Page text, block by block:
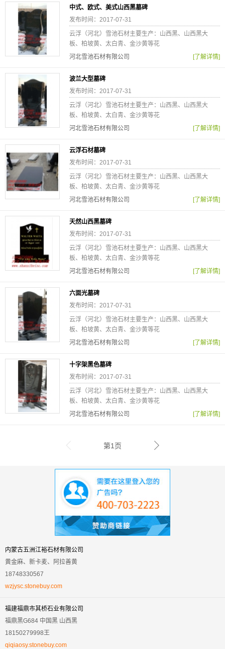
中式、欧式、美式山西黑墓碑
发布时间：2017-07-31
云浮（河北）雪池石材主要生产：山西黑、山西黑大
板、柏坡黄、太白青、金沙黄等花
河北雪池石材有限公司
[了解详情]
波兰大型墓碑
发布时间：2017-07-31
云浮（河北）雪池石材主要生产：山西黑、山西黑大
板、柏坡黄、太白青、金沙黄等花
河北雪池石材有限公司
[了解详情]
云浮石材墓碑
发布时间：2017-07-31
云浮（河北）雪池石材主要生产：山西黑、山西黑大
板、柏坡黄、太白青、金沙黄等花
河北雪池石材有限公司
[了解详情]
天然山西黑墓碑
发布时间：2017-07-31
云浮（河北）雪池石材主要生产：山西黑、山西黑大
板、柏坡黄、太白青、金沙黄等花
河北雪池石材有限公司
[了解详情]
六面光墓碑
发布时间：2017-07-31
云浮（河北）雪池石材主要生产：山西黑、山西黑大
板、柏坡黄、太白青、金沙黄等花
河北雪池石材有限公司
[了解详情]
十字架黑色墓碑
发布时间：2017-07-31
云浮（河北）雪池石材主要生产：山西黑、山西黑大
板、柏坡黄、太白青、金沙黄等花
河北雪池石材有限公司
[了解详情]
第1页
内蒙古五洲江裕石材有限公司
黄金麻、新卡麦、阿拉善黄
18748330567
wzjysc.stonebuy.com
福建福鼎市其桥石业有限公司
福鼎黑G684 中国黑 山西黑
18150279998王
qiqiaosy.stonebuy.com